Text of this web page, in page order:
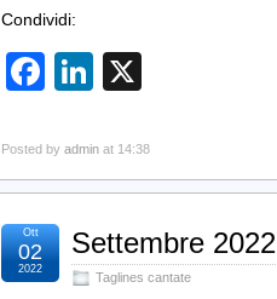
Condividi:
Facebook
LinkedIn
Posted by admin at 14:38
Settembre 2022
Taglines cantate
Ott
02
2022